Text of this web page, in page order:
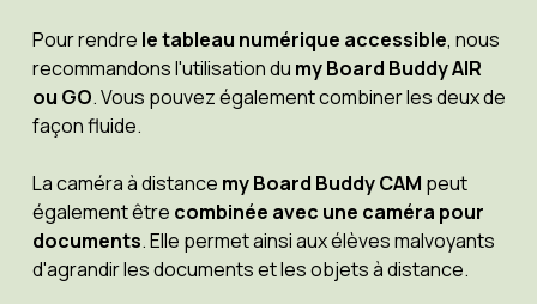
Pour rendre le tableau numérique accessible, nous
recommandons l'utilisation du my Board Buddy AIR
ou GO. Vous pouvez également combiner les deux de
façon fluide.
La caméra à distance my Board Buddy CAM peut
également être combinée avec une caméra pour
documents. Elle permet ainsi aux élèves malvoyants
d'agrandir les documents et les objets à distance.